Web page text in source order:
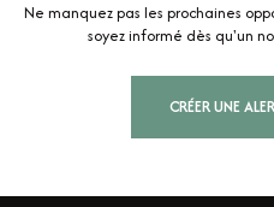
Ne manquez pas les prochaines
soyez informé dès qu'un
CRÉER UNE